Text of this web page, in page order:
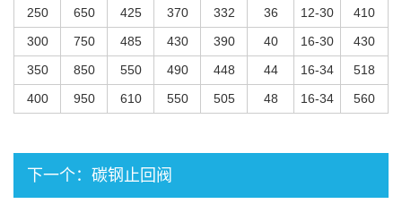
250
650 425 370 332 36 12-30
410
300
750 485 430 390 40 16-30
430
350
850 550 490 448 44 16-34
518
400
950 610 550 505 48 16-34 560
下一个： 碳钢止回阀